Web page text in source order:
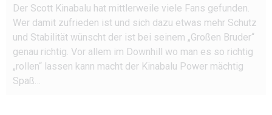
Der Scott Kinabalu hat mittlerweile viele Fans gefunden.
Wer damit zufrieden ist und sich dazu etwas mehr Schutz
und Stabilität wünscht der ist bei seinem „Großen Bruder“
genau richtig. Vor allem im Downhill wo man es so richtig
„rollen“ lassen kann macht der Kinabalu Power mächtig
Spaß…